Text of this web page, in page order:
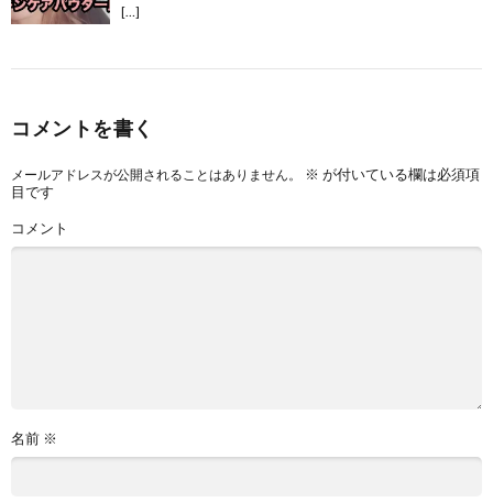
[…]
コメントを書く
メールアドレスが公開されることはありません。 ※ が付いている欄は必須項
目です
コメント
名前 ※